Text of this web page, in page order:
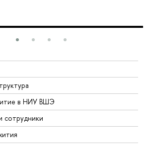
в НИУ ВШЭ
сотрудники